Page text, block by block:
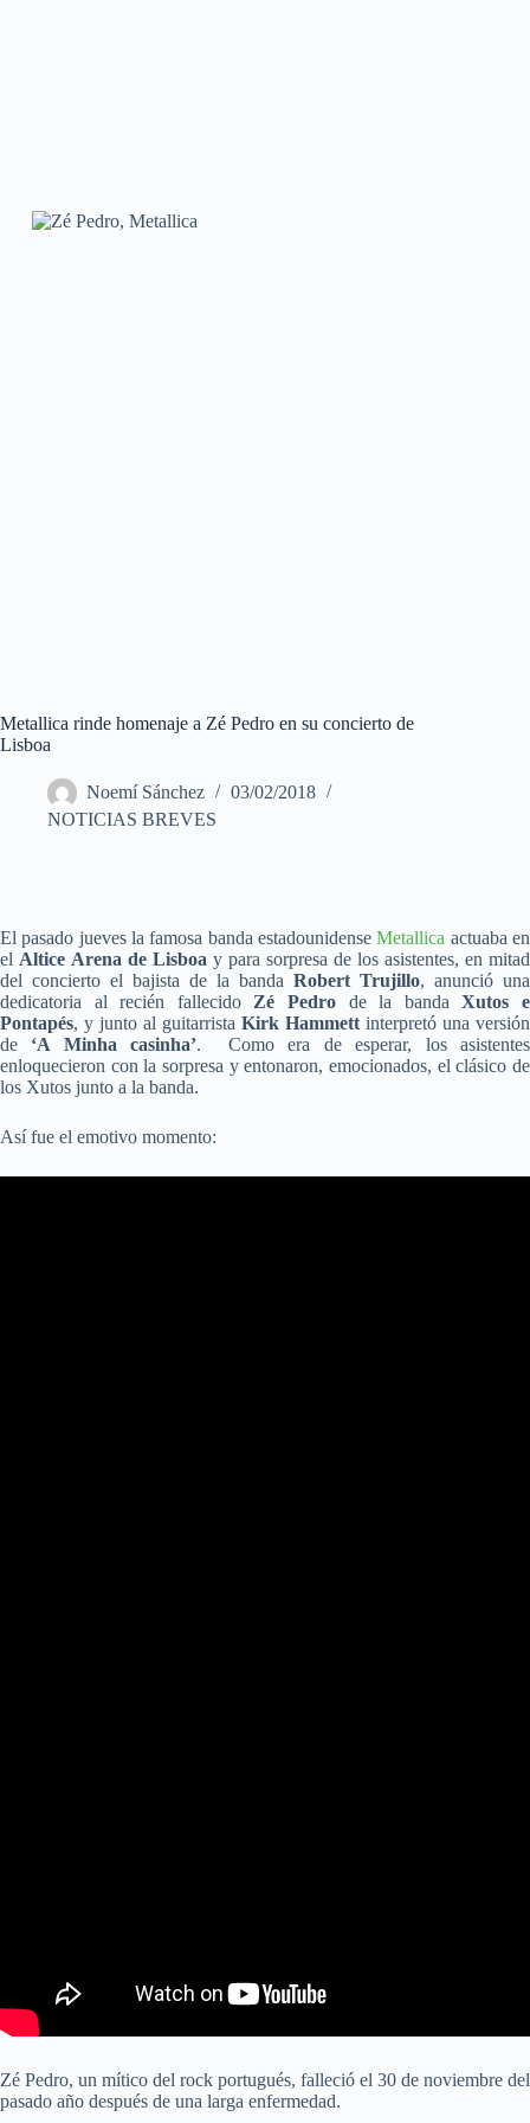
Metallica rinde homenaje a Zé Pedro en su concierto de
Lisboa
Noemí Sánchez
03/02/2018
NOTICIAS BREVES
El pasado jueves la famosa banda estadounidenseMetallica actuaba en
el Altice Arena de Lisboa y para sorpresa de los asistentes, en mitad
del concierto el bajista de la banda Robert Trujillo, anunció una
dedicatoria al recién fallecido Zé Pedro de la bandaXutos e
Pontapés, y junto al guitarrista Kirk Hammett interpretó una versión
de ‘A Minha casinha’. Como era de esperar, los asistentes
enloquecieron con la sorpresa y entonaron, emocionados, el clásico de
los Xutos junto a la banda.
Así fue el emotivo momento:
Zé Pedro, un mítico del rock portugués, falleció el 30 de noviembre del
pasado año después de una larga enfermedad.